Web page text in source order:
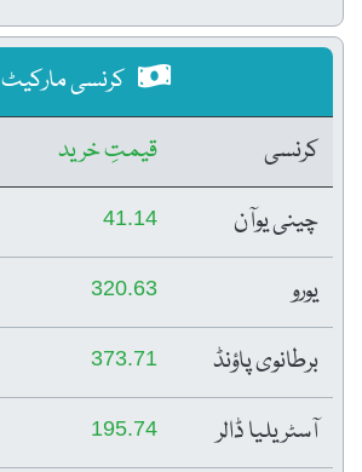
کرنسی مارکیٹ
کرنسی
قیمتِ خرید
چینی یوآن
41.14
یورو 320.63
برطانوی پاؤنڈ 373.71
آسٹریلیا ڈالر 195.74